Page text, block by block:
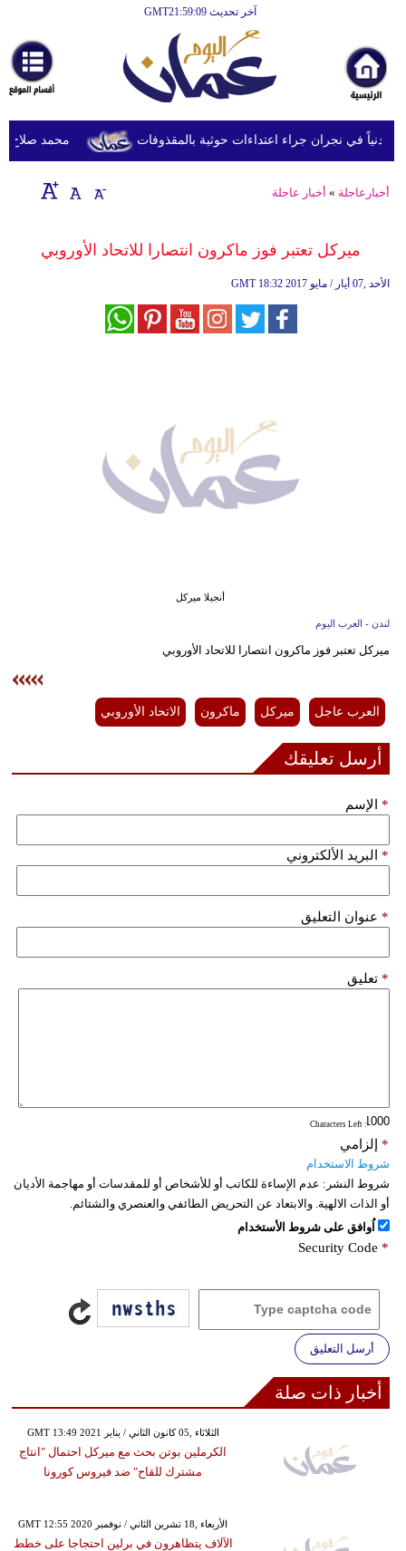
آخر تحديث GMT21:59:09
أخبارعاجلة
رياضة
ثقافة
إقتصاد
وتكنولوجيا
محمد صلاح يصل
أخبارعاجلة » أخبار عاجلة
ميركل تعتبر فوز ماكرون انتصارا للاتحاد الأوروبي
GMT 18:32 2017 الأحد ,07 أيار / مايو
أنجيلا ميركل
لندن - العرب اليوم
ميركل تعتبر فوز ماكرون انتصارا للاتحاد الأوروبي
العرب عاجل ميركل ماكرون الاتحاد الأوروبي
أرسل تعليقك
الإسم *
البريد الألكتروني *
عنوان التعليق *
تعليق *
: Characters Left
إلزامي *
شروط الاستخدام
شروط النشر: عدم الإساءة للكاتب أو للأشخاص أو للمقدسات أو مهاجمة الأديان
أو الذات الالهية. والابتعاد عن التحريض الطائفي والعنصري والشتائم.
اُوافق على شروط الأستخدام
Security Code *
أرسل التعليق
أخبار ذات صلة
GMT 13:49 2021 الثلاثاء ,05 كانون الثاني / يناير
الكرملين بوتن بحث مع ميركل احتمال "انتاج
مشترك للقاح" ضد فيروس كورونا
GMT 12:55 2020 الأربعاء ,18 تشرين الثاني / نوفمبر
الآلاف يتظاهرون في برلين احتجاجا على خطط